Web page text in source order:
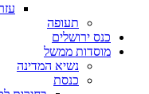
תעופה
כנס ירושלים
מוסדות ממשל
נשיא המדינה
כנסת